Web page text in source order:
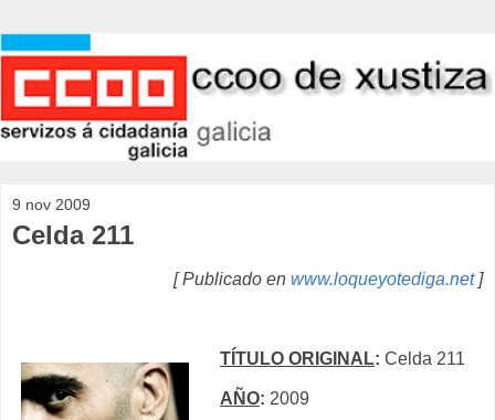
9 nov 2009
Celda 211
[ Publicado en www.loqueyotediga.net]
TÍTULO ORIGINAL: Celda 211
AÑO: 2009